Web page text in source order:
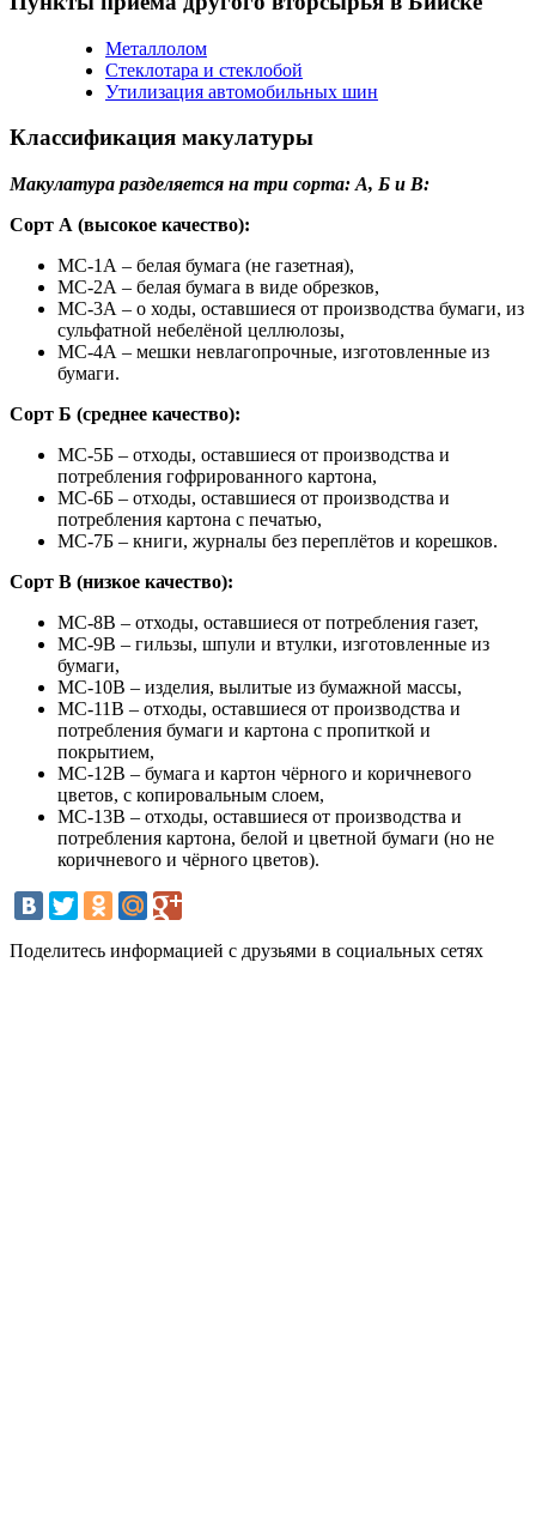
Металлолом
Стеклотара и стеклобой
Утилизация автомобильных шин
Классификация макулатуры
Макулатура разделяется на три сорта: А, Б и В:
Сорт А (высокое качество):
МС-1А – белая бумага (не газетная),
МС-2А – белая бумага в виде обрезков,
МС-3А – о ходы, оставшиеся от производства бумаги, из
сульфатной небелёной целлюлозы,
МС-4А – мешки невлагопрочные, изготовленные из
бумаги.
Сорт Б (среднее качество):
МС-5Б – отходы, оставшиеся от производства и
потребления гофрированного картона,
МС-6Б – отходы, оставшиеся от производства и
потребления картона с печатью,
МС-7Б – книги, журналы без переплётов и корешков.
Сорт В (низкое качество):
МС-8В – отходы, оставшиеся от потребления газет,
МС-9В – гильзы, шпули и втулки, изготовленные из
бумаги,
МС-10В – изделия, вылитые из бумажной массы,
МС-11В – отходы, оставшиеся от производства и
потребления бумаги и картона с пропиткой и
покрытием,
МС-12В – бумага и картон чёрного и коричневого
цветов, с копировальным слоем,
МС-13В – отходы, оставшиеся от производства и
потребления картона, белой и цветной бумаги (но не
коричневого и чёрного цветов).
Поделитесь информацией с друзьями в социальных сетях